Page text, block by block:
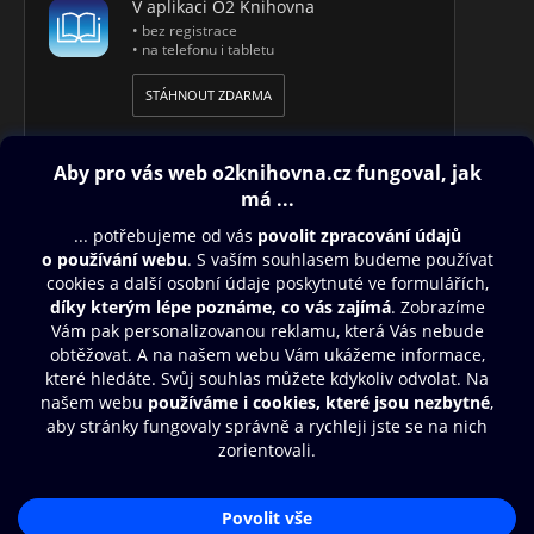
V aplikaci O2 Knihovna
• bez registrace
• na telefonu i tabletu
STÁHNOUT ZDARMA
Obsah ke stažení
Moje O2 Knihovna
Další zábava
© O2 Czech Republic a.s.